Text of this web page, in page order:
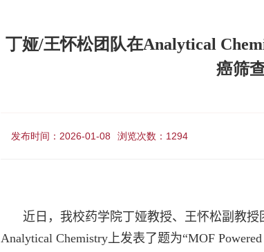
丁娅/王怀松团队在Analytical
癌筛
发布时间：2026-01-08 浏览次数： 1294
近日，我校药学院丁娅教授、王怀松副教
Analytical Chemistry上发表了题为“MOF